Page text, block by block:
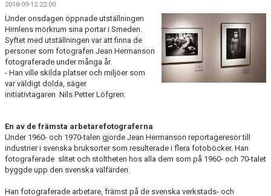
2018-09-12 22:00
Under onsdagen öppnade utställningen
Himlens mörkrum sina portar i Smeden.
Syftet med utställningen var att finna de
personer som fotografen Jean Hermanson
fotograferade under många år.
- Han ville skilda platser och miljöer som
var väldigt dolda, säger
initiativtagaren Nils Petter Löfgren.
En av de främsta arbetarefotograferna
Under 1960- och 1970-talen gjorde Jean Hermanson reportageresor till
industrier i svenska bruksorter som resulterade i flera fotoböcker. Han
fotograferade slitet och stoltheten hos alla dem som på 1960- och 70-talet
byggde upp den svenska välfärden.
Han fotograferade arbetare, främst på de svenska verkstads- och